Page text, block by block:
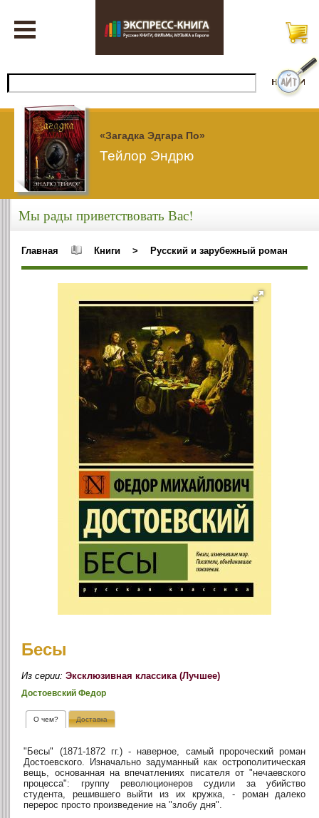
«Загадка Эдгара По»
Тейлор Эндрю
Мы рады приветствовать Вас!
Главная Книги > Русский и зарубежный роман
Бесы
Из серии:Эксклюзивная классика (Лучшее)
Достоевский Федор
О чем? Доставка
"Бесы" (1871-1872 гг.) - наверное, самый пророческий роман
Достоевского. Изначально задуманный как острополитическая
вещь, основанная на впечатлениях писателя от "нечаевского
процесса": группу революционеров судили за убийство
студента, решившего выйти из их кружка, - роман далеко
перерос просто произведение на "злобу дня".